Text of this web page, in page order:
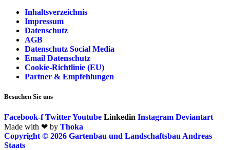
Inhaltsverzeichnis
Impressum
Datenschutz
AGB
Datenschutz Social Media
Email Datenschutz
Cookie-Richtlinie (EU)
Partner & Empfehlungen
Besuchen Sie uns
Facebook-f TwitterYoutube Linkedin Instagram Deviantart
Made with ❤ by Thoka
Copyright © 2026 Gartenbau und Landschaftsbau Andreas
Staats